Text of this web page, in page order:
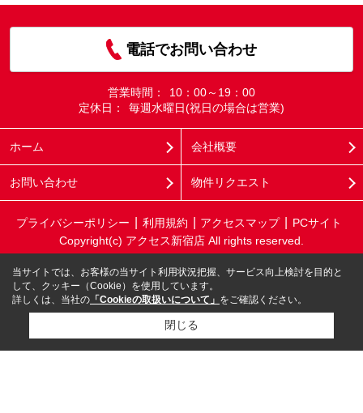
電話でお問い合わせ
営業時間：
10：00～19：00
定休日：
毎週水曜日(祝日の場合は営業)
ホーム 会社概要
お問い合わせ 物件リクエスト
プライバシーポリシー 利用規約 アクセスマップ
PCサイト
Copyright(c) アクセス新宿店 All rights reserved.
当サイトでは、お客様の当サイト利用状況把握、サービス向上検討を目的と
して、クッキー（Cookie）を使用しています。
詳しくは、当社の 「Cookieの取扱いについて」 をご確認ください。
閉じる